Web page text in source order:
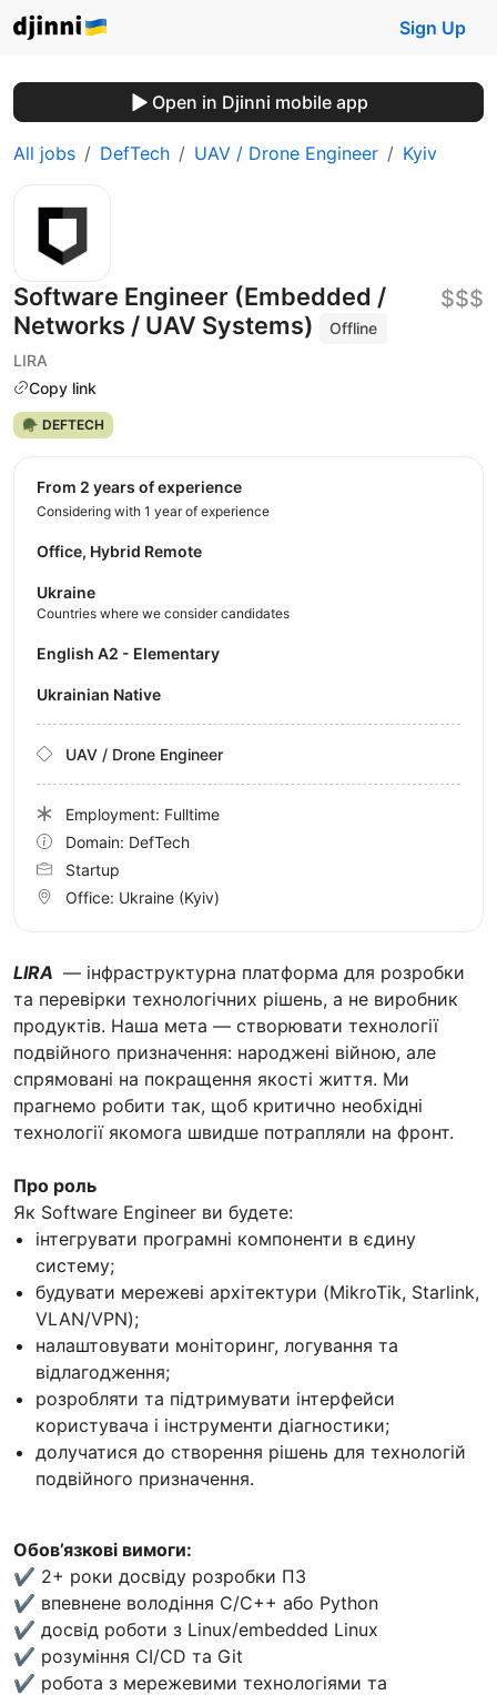
Sign Up
Open in Djinni mobile app
All jobs DefTech UAV / Drone Engineer Kyiv
Software Engineer (Embedded /
Networks / UAV Systems)
Offline
LIRA
Copy link
$$$
🪖 DEFTECH
LIRA — інфраструктурна платформа для розробки
та перевірки технологічних рішень, а не виробник
продуктів. Наша мета — створювати технології
подвійного призначення: народжені війною, але
спрямовані на покращення якості життя. Ми
прагнемо робити так, щоб критично необхідні
технології якомога швидше потрапляли на фронт.
Про роль
Як Software Engineer ви будете:
інтегрувати програмні компоненти в єдину
систему;
будувати мережеві архітектури (MikroTik, Starlink,
VLAN/VPN);
налаштовувати моніторинг, логування та
відлагодження;
розробляти та підтримувати інтерфейси
користувача і інструменти діагностики;
долучатися до створення рішень для технологій
подвійного призначення.
Обов’язкові вимоги:
✔ 2+ роки досвіду розробки ПЗ
✔ впевнене володіння C/C++ або Python
✔ досвід роботи з Linux/embedded Linux
✔ розуміння CI/CD та Git
✔ робота з мережевими технологіями та
from 2 years of experience
Considering with 1 year of experience
Office, Hybrid Remote
Ukraine
Countries where we consider candidates
English A2 - Elementary
Ukrainian Native
UAV / Drone Engineer
Employment: Fulltime
Domain: DefTech
Startup
Office: Ukraine (Kyiv)